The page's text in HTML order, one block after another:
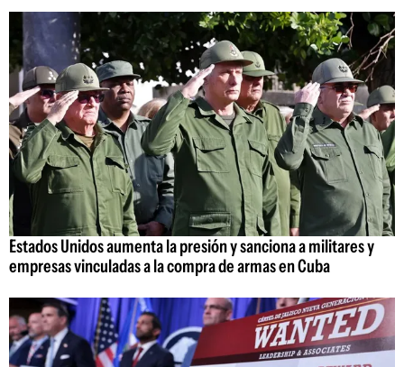
Estados Unidos aumenta la presión y sanciona a militares y
empresas vinculadas a la compra de armas en Cuba